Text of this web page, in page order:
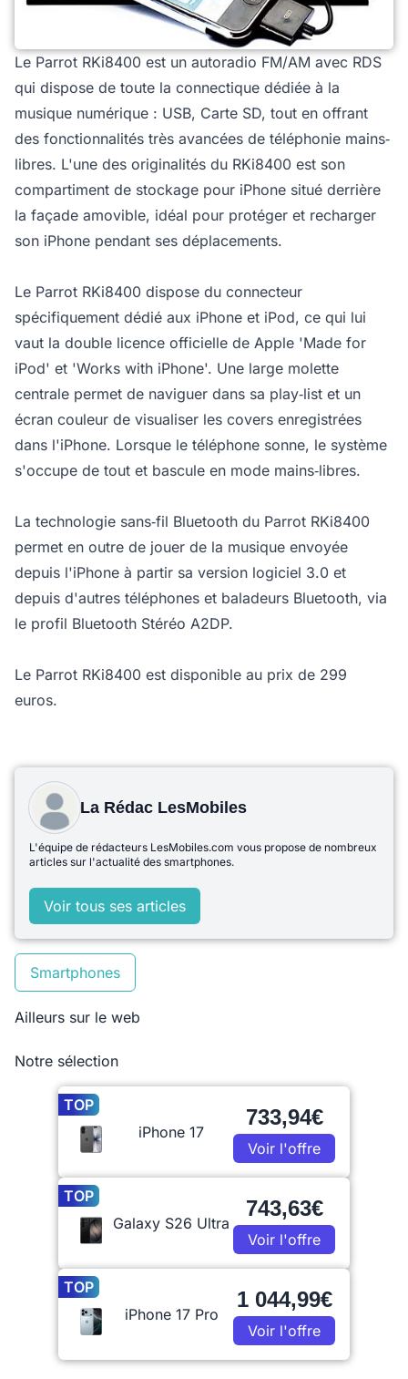
Le Parrot RKi8400 est un autoradio FM/AM avec RDS
qui dispose de toute la connectique dédiée à la
musique numérique : USB, Carte SD, tout en offrant
des fonctionnalités très avancées de téléphonie mains‐
libres. L'une des originalités du RKi8400 est son
compartiment de stockage pour iPhone situé derrière
la façade amovible, idéal pour protéger et recharger
son iPhone pendant ses déplacements.
Le Parrot RKi8400 dispose du connecteur
spécifiquement dédié aux iPhone et iPod, ce qui lui
vaut la double licence officielle de Apple 'Made for
iPod' et 'Works with iPhone'. Une large molette
centrale permet de naviguer dans sa play‐list et un
écran couleur de visualiser les covers enregistrées
dans l'iPhone. Lorsque le téléphone sonne, le système
s'occupe de tout et bascule en mode mains‐libres.
La technologie sans‐fil Bluetooth du Parrot RKi8400
permet en outre de jouer de la musique envoyée
depuis l'iPhone à partir sa version logiciel 3.0 et
depuis d'autres téléphones et baladeurs Bluetooth, via
le profil Bluetooth Stéréo A2DP.
Le Parrot RKi8400 est disponible au prix de 299
euros.
La Rédac LesMobiles
L'équipe de rédacteurs LesMobiles.com vous propose de nombreux
articles sur l'actualité des smartphones.
Voir tous ses articles
Smartphones
Ailleurs sur le web
Notre sélection
TOP
iPhone 17
733,94€
Voir l'offre
TOP
Galaxy S26 Ultra
743,63€
Voir l'offre
TOP
iPhone 17 Pro
1 044,99€
Voir l'offre